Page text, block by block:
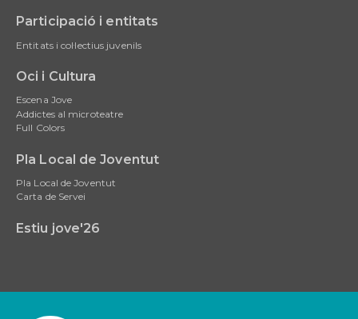
Participació i entitats
Entitats i col·lectius juvenils
Oci i Cultura
Escena Jove
Addictes al microteatre
Full Colors
Pla Local de Joventut
Pla Local de Joventut
Carta de Servei
Estiu jove'26